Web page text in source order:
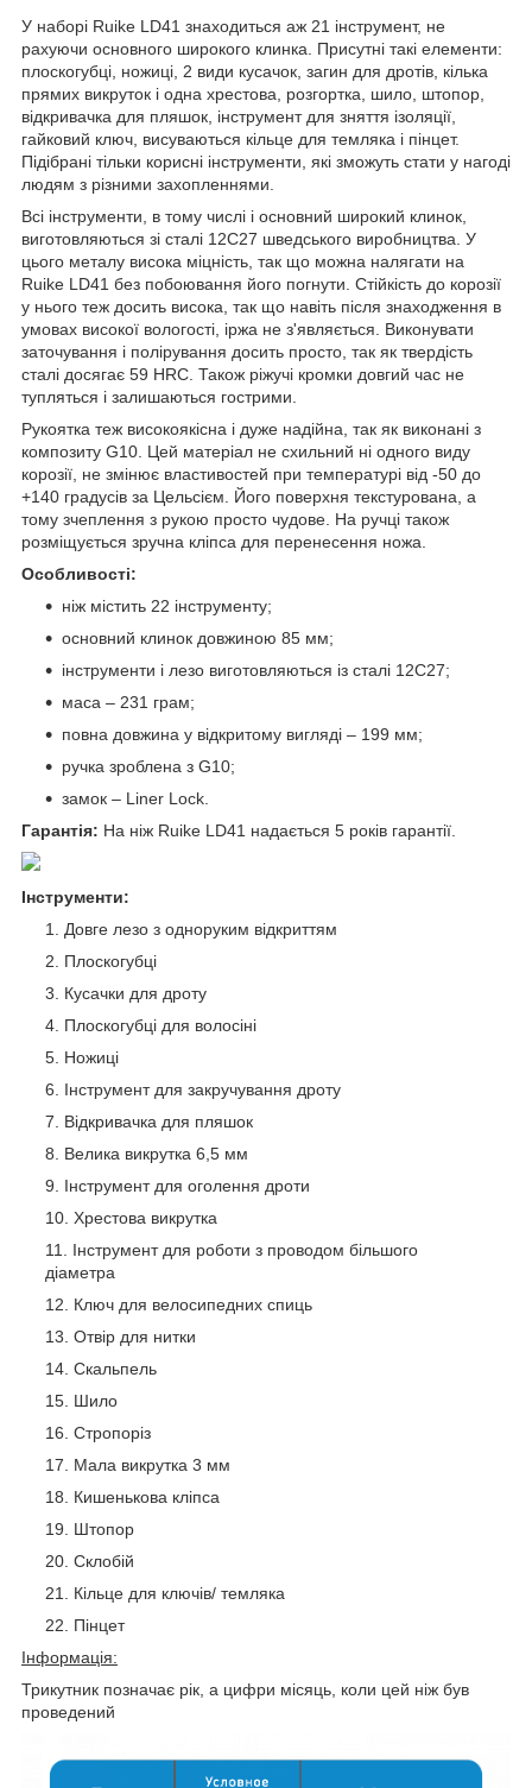
У наборі Ruike LD41 знаходиться аж 21 інструмент, не
рахуючи основного широкого клинка. Присутні такі елементи:
плоскогубці, ножиці, 2 види кусачок, загин для дротів, кілька
прямих викруток і одна хрестова, розгортка, шило, штопор,
відкривачка для пляшок, інструмент для зняття ізоляції,
гайковий ключ, висуваються кільце для темляка і пінцет.
Підібрані тільки корисні інструменти, які зможуть стати у нагоді
людям з різними захопленнями.
Всі інструменти, в тому числі і основний широкий клинок,
виготовляються зі сталі 12С27 шведського виробництва. У
цього металу висока міцність, так що можна налягати на
Ruike LD41 без побоювання його погнути. Стійкість до корозії
у нього теж досить висока, так що навіть після знаходження в
умовах високої вологості, іржа не з'являється. Виконувати
заточування і полірування досить просто, так як твердість
сталі досягає 59 HRC. Також ріжучі кромки довгий час не
тупляться і залишаються гострими.
Рукоятка теж високоякісна і дуже надійна, так як виконані з
композиту G10. Цей матеріал не схильний ні одного виду
корозії, не змінює властивостей при температурі від -50 до
+140 градусів за Цельсієм. Його поверхня текстурована, а
тому зчеплення з рукою просто чудове. На ручці також
розміщується зручна кліпса для перенесення ножа.
Особливості:
ніж містить 22 інструменту;
основний клинок довжиною 85 мм;
інструменти і лезо виготовляються із сталі 12С27;
маса – 231 грам;
повна довжина у відкритому вигляді – 199 мм;
ручка зроблена з G10;
замок – Liner Lock.
Гарантія: На ніж Ruike LD41 надається 5 років гарантії.
Інструменти:
Довге лезо з одноруким відкриттям
Плоскогубці
Кусачки для дроту
Плоскогубці для волосіні
Ножиці
Інструмент для закручування дроту
Відкривачка для пляшок
Велика викрутка 6,5 мм
Інструмент для оголення дроти
Хрестова викрутка
Інструмент для роботи з проводом більшого
діаметра
Ключ для велосипедних спиць
Отвір для нитки
Скальпель
Шило
Стропоріз
Мала викрутка 3 мм
Кишенькова кліпса
Штопор
Склобій
Кільце для ключів/ темляка
Пінцет
Інформація:
Трикутник позначає рік, а цифри місяць, коли цей ніж був
проведений